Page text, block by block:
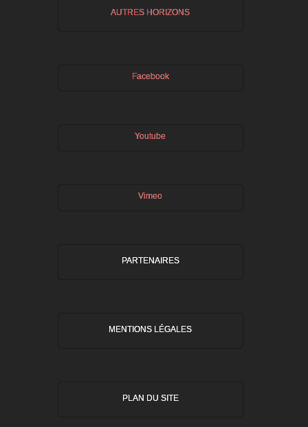
AUTRES HORIZONS
Facebook
Youtube
Vimeo
PARTENAIRES
MENTIONS LÉGALES
PLAN DU SITE